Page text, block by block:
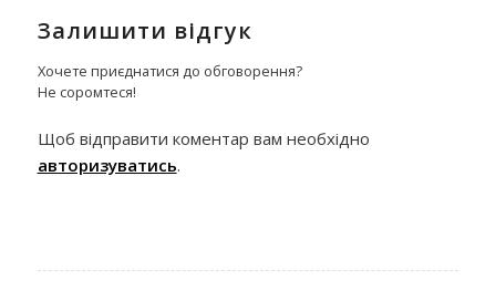
Залишити відгук
Хочете приєднатися до обговорення?
Не соромтеся!
Щоб відправити коментар вам необхідно
авторизуватись.